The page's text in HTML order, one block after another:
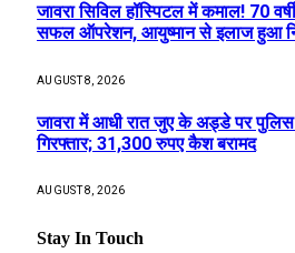
जावरा सिविल हॉस्पिटल में कमाल! 70
सफल ऑपरेशन, आयुष्मान से इलाज हुआ
AUGUST 8, 2026
जावरा में आधी रात जुए के अड्डे पर
गिरफ्तार; 31,300 रुपए कैश बरामद
AUGUST 8, 2026
Stay In Touch